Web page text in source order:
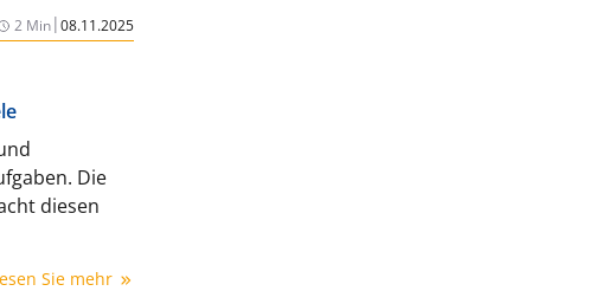
2 Min|08.11.2025
Die
diesen
Sie mehr